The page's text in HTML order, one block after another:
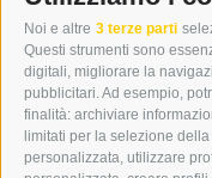
Noi e altre 3 terze parti
Questi strumenti sono
digitali, migliorare la
pubblicitari. Ad esempio,
finalità: archiviare
limitati per la selezione
personalizzata, utilizzare
I-39049 VIPITENO
TEL.: +39 0472 766876
GRAFIK@DERERKER.IT
INFO@DERERKER.IT